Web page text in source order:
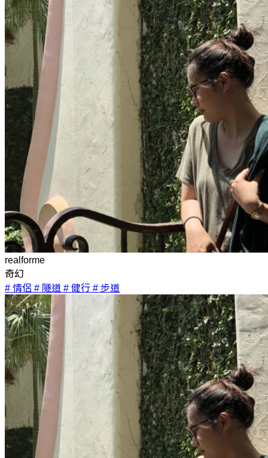
realforme
奇幻
# 情侶 # 隧道 # 健行 # 步道